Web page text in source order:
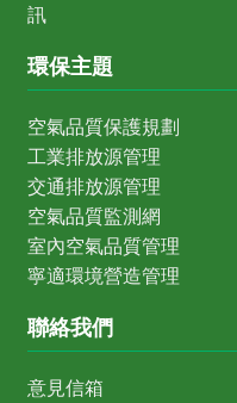
訊
環保主題
空氣品質保護規劃
工業排放源管理
交通排放源管理
空氣品質監測網
室內空氣品質管理
寧適環境營造管理
聯絡我們
意見信箱